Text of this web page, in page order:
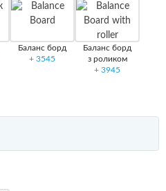
Баланс борд
+ 3545
Баланс борд
з роликом
+ 3945